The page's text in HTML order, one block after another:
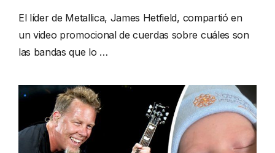
El líder de Metallica, James Hetfield, compartió en
un video promocional de cuerdas sobre cuáles son
las bandas que lo …